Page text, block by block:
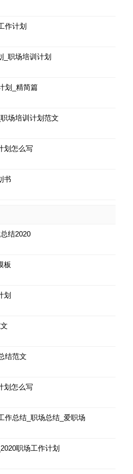
作计划
_职场培训计划
划_精简篇
场培训计划范文
划怎么写
书
结2020
板
划
结范文
划怎么写
作总结_职场总结_爱职场
职场工作计划